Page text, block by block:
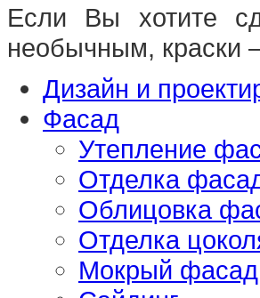
Если Вы хотите
необычным, краски
Дизайн и
Фасад
Утепление
Отделка
Облицовка
Отделка
Мокрый фасад